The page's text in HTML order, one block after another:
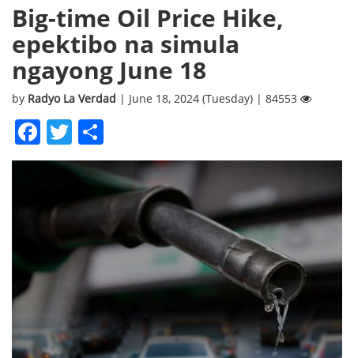
Big-time Oil Price Hike,
epektibo na simula
ngayong June 18
by Radyo La Verdad | June 18, 2024 (Tuesday) | 84553
Facebook
Twitter